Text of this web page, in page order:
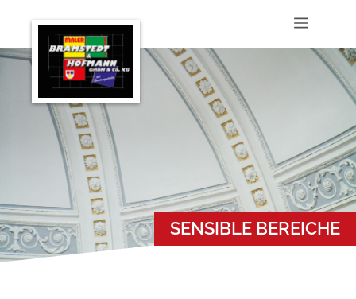
springen
Menü
SENSIBLE BEREICHE